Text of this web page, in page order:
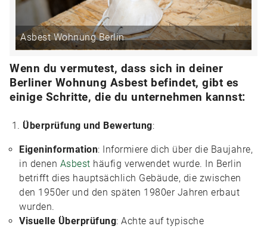
Asbest Wohnung Berlin
Wenn du vermutest, dass sich in deiner
Berliner Wohnung Asbest befindet, gibt es
einige Schritte, die du unternehmen kannst:
Überprüfung und Bewertung:
Eigeninformation: Informiere dich über die Baujahre,
in denen Asbest häufig verwendet wurde. In Berlin
betrifft dies hauptsächlich Gebäude, die zwischen
den 1950er und den späten 1980er Jahren erbaut
wurden.
Visuelle Überprüfung: Achte auf typische